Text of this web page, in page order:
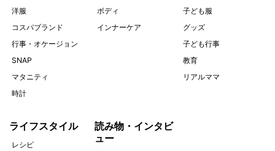
洋服
コスパブランド
行事・オケージョン
SNAP
マタニティ
時計
ボディ
インナーケア
子ども服
グッズ
子ども行事
教育
リアルママ
ライフスタイル
レシピ
読み物・インタビ
ュー